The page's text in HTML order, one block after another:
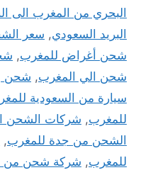
البحري من المغرب الى
البريد السعودي, سعر
شحن أغراض للمغرب,
شحن الي المغرب, شحن
سيارة من السعودية
للمغرب, شركات الشحن
الشحن من جدة للمغرب,
للمغرب, شركة شحن من